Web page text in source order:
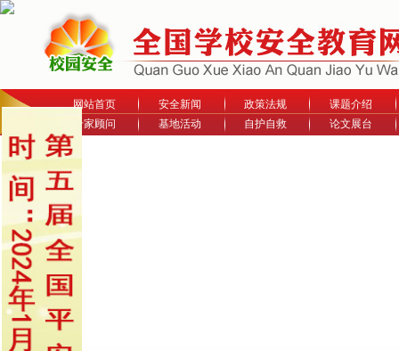
网站首页 安全新闻 政策法规
课题介绍
专家顾问
基地活动 自护自救 论文展台